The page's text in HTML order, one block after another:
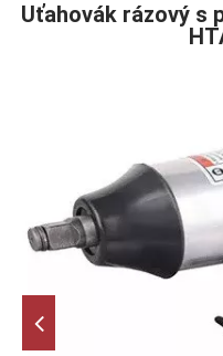
Uťahovák rázový s